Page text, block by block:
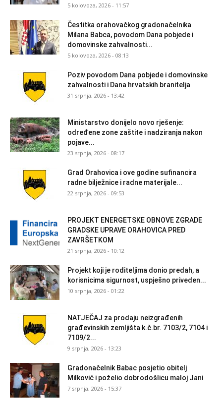
5 kolovoza, 2026 - 11:57
Čestitka orahovačkog gradonačelnika
Milana Babca, povodom Dana pobjede i
domovinske zahvalnosti...
5 kolovoza, 2026 - 08:13
Poziv povodom Dana pobjede i domovinske
zahvalnosti i Dana hrvatskih branitelja
31 srpnja, 2026 - 13:42
Ministarstvo donijelo novo rješenje:
određene zone zaštite i nadziranja nakon
pojave...
23 srpnja, 2026 - 08:17
Grad Orahovica i ove godine sufinancira
radne bilježnice i radne materijale...
22 srpnja, 2026 - 09:53
PROJEKT ENERGETSKE OBNOVE ZGRADE
GRADSKE UPRAVE ORAHOVICA PRED
ZAVRŠETKOM
21 srpnja, 2026 - 10:12
Projekt koji je roditeljima donio predah, a
korisnicima sigurnost, uspješno priveden...
10 srpnja, 2026 - 01:22
NATJEČAJ za prodaju neizgrađenih
građevinskih zemljišta k.č.br. 7103/2, 7104 i
7109/2...
9 srpnja, 2026 - 13:23
Gradonačelnik Babac posjetio obitelj
Milković i poželio dobrodošlicu maloj Jani
7 srpnja, 2026 - 15:37